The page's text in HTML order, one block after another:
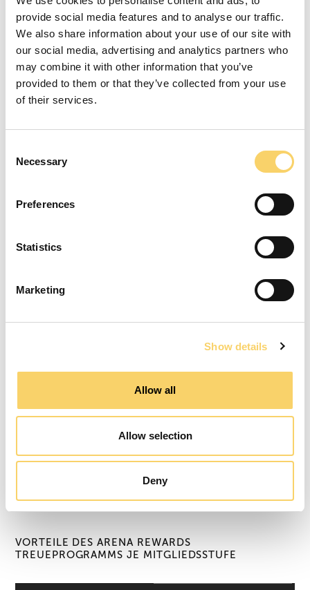
provide social media features and to analyse our traffic.
We also share information about your use of our site with
our social media, advertising and analytics partners who
may combine it with other information that you’ve
provided to them or that they’ve collected from your use
of their services.
Selection
Necessary
Preferences
Statistics
Marketing
Show details
Allow all
Allow selection
Deny
7 Hotels
7 Resorts
8 Campsites
2 F&B outlets
VORTEILE DES ARENA REWARDS
TREUEPROGRAMMS JE MITGLIEDSSTUFE